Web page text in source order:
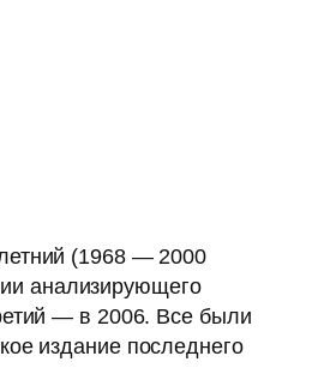
(1968 — 2000
анализирующего
— в 2006. Все были
издание последнего